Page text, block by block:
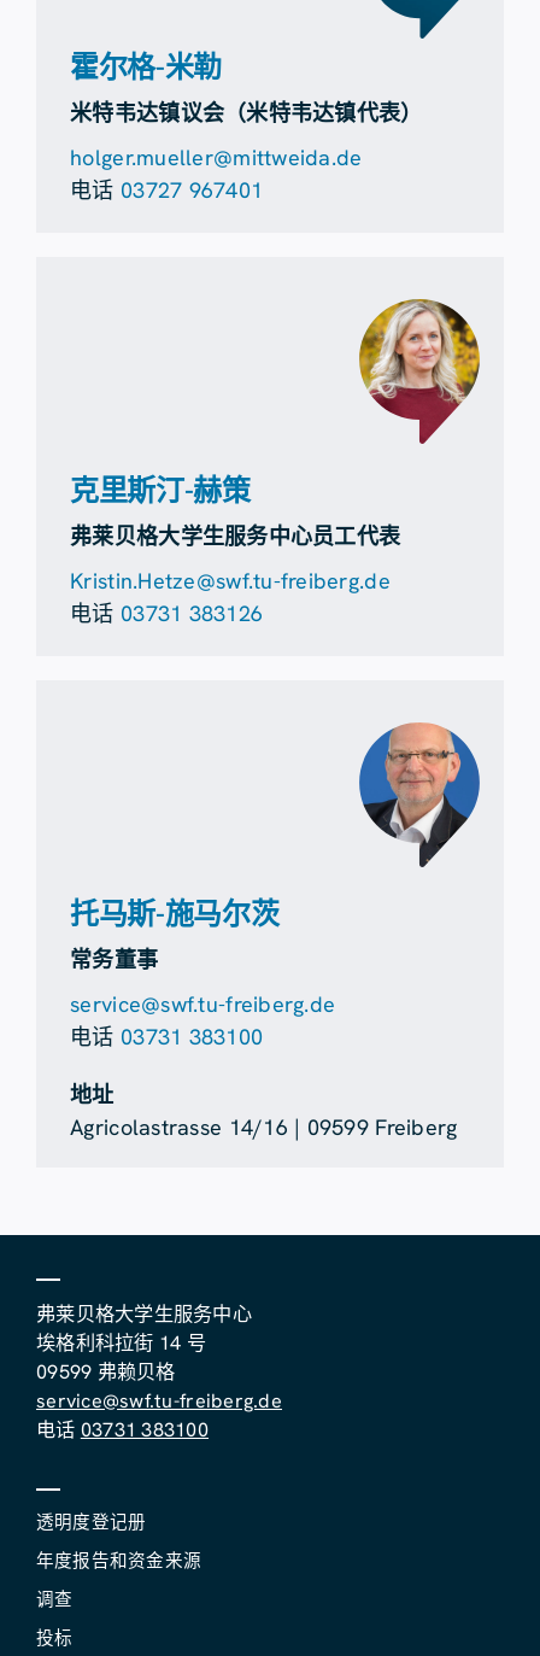
霍尔格-米勒
米特韦达镇议会（米特韦达镇代表）
holger.mueller@mittweida.de
电话 03727 967401
克里斯汀-赫策
弗莱贝格大学生服务中心员工代表
Kristin.Hetze@swf.tu-freiberg.de
电话 03731 383126
托马斯-施马尔茨
常务董事
service@swf.tu-freiberg.de
电话 03731 383100
地址
Agricolastrasse 14/16 | 09599 Freiberg
弗莱贝格大学生服务中心
埃格利科拉街 14 号
09599 弗赖贝格
service@swf.tu-freiberg.de
电话 03731 383100
透明度登记册
年度报告和资金来源
调查
投标